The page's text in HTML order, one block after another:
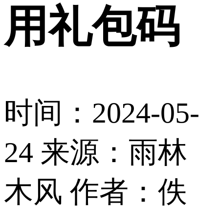
用礼包码
时间：2024-05-
24 来源：雨林
木风 作者：佚